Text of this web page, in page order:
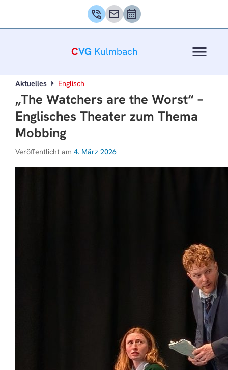
phone_in_talk mail calendar_month
CVG Kulmbach menu
Aktuelles Englisch
„The Watchers are the Worst“ –
Englisches Theater zum Thema
Mobbing
Veröffentlicht am 4. März 2026